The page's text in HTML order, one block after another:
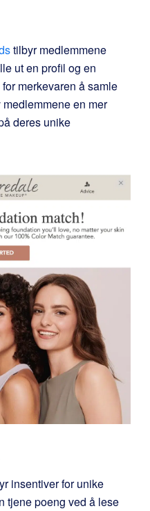
tilbyr medlemmene
ut en profil og en
merkevaren å samle
en mer
deres unike
insentiver for unike
tjene poeng ved å lese